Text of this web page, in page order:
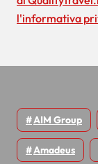
o
i
l'informativa
AIM Group
Amadeus